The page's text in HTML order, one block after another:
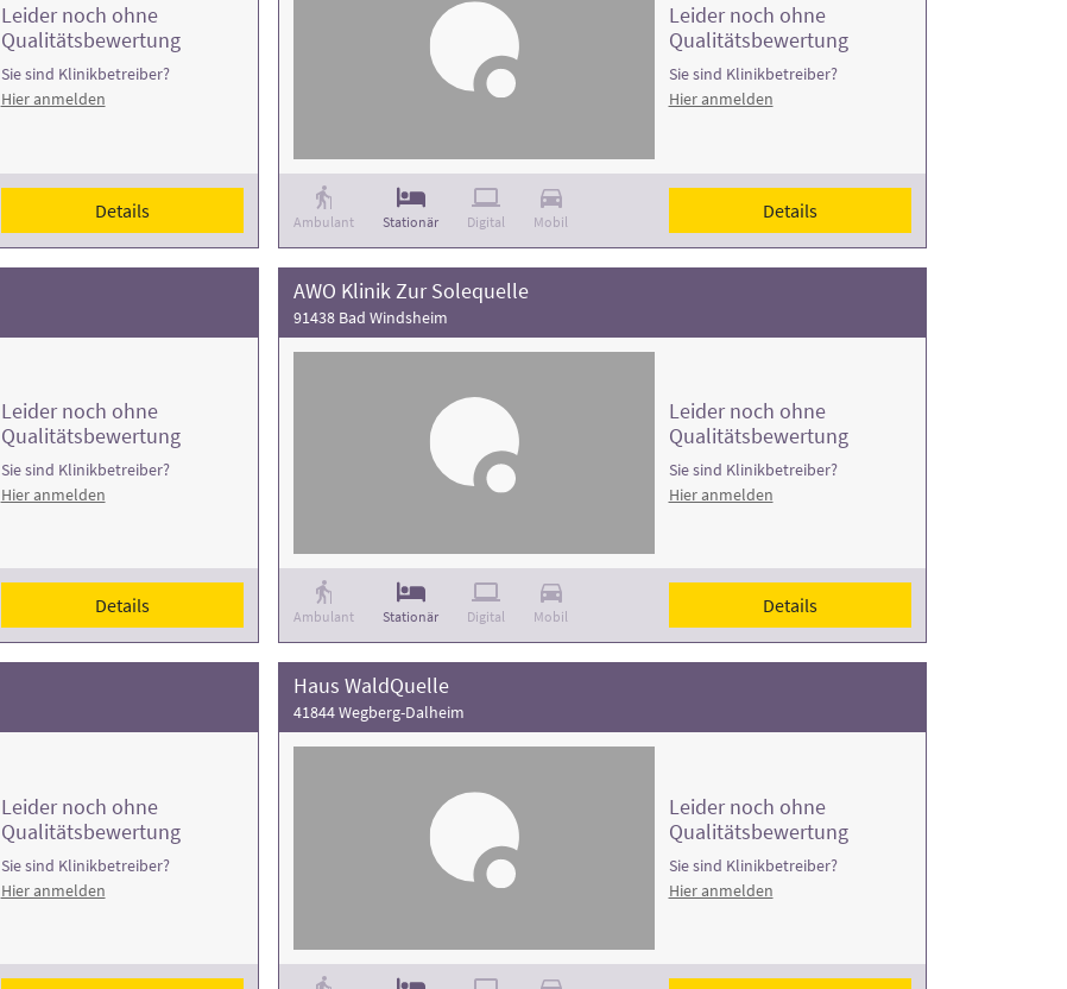
Leider noch ohne
Qualitätsbewertung
Sie sind Klinikbetreiber?
Hier anmelden
Details Ambulant Stationär Digital Mobil
Leider noch ohne
Qualitätsbewertung
Sie sind Klinikbetreiber?
Hier anmelden
Details
Leider noch ohne
Qualitätsbewertung
Sie sind Klinikbetreiber?
Hier anmelden
Details
AWO Klinik Zur Solequelle
91438 Bad Windsheim
Ambulant Stationär Digital Mobil
Leider noch ohne
Qualitätsbewertung
Sie sind Klinikbetreiber?
Hier anmelden
Details
Leider noch ohne
Qualitätsbewertung
Sie sind Klinikbetreiber?
Hier anmelden
Haus WaldQuelle
41844 Wegberg-Dalheim
Leider noch ohne
Qualitätsbewertung
Sie sind Klinikbetreiber?
Hier anmelden